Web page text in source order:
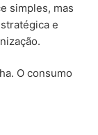
simples, mas
e
O consumo